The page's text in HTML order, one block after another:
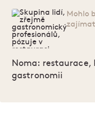
Mohlo
zajímat
Noma:
gastronomii